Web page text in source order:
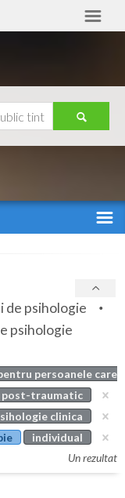
de psihologie
psihologie
persoanele care
post-traumatic
clinica
individual
Un rezultat